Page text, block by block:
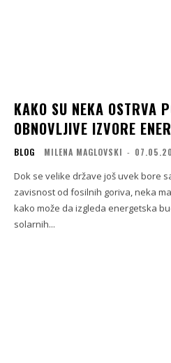
KAKO SU NEKA OSTRVA
OBNOVLJIVE IZVORE
BLOG MILENA MAGLOVSKI -
Dok se velike države još uvek bore
zavisnost od fosilnih goriva, neka
kako može da izgleda energetska
solarnih...